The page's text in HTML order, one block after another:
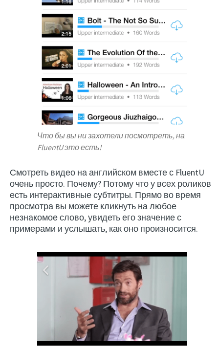
Что бы вы ни захотели посмотреть, на
FluentU это есть!
Смотреть видео на английском вместе с FluentU
очень просто. Почему? Потому что у всех роликов
есть интерактивные субтитры. Прямо во время
просмотра вы можете кликнуть на любое
незнакомое слово, увидеть его значение с
примерами и услышать, как оно произносится.